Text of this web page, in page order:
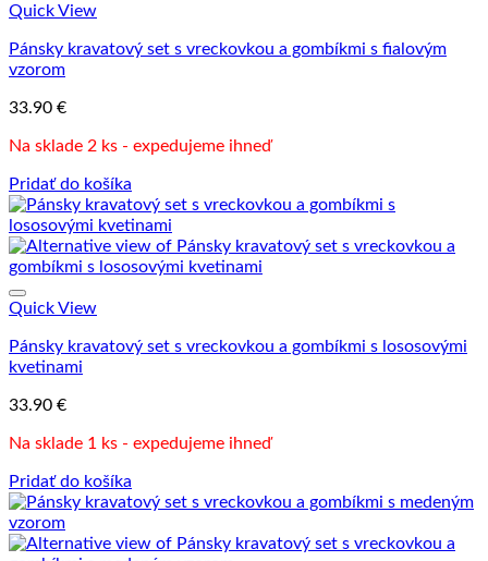
Quick View
Pánsky kravatový set s vreckovkou a gombíkmi s fialovým
vzorom
33.90 €
Na sklade 2 ks - expedujeme ihneď
Pridať do košíka
Quick View
Pánsky kravatový set s vreckovkou a gombíkmi s lososovými
kvetinami
33.90 €
Na sklade 1 ks - expedujeme ihneď
Pridať do košíka